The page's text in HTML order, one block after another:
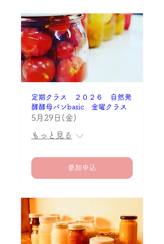
定期クラス ２０２６ 自然発
酵酵母パンbasic 金曜クラス
5月29日(金)
もっと見る
参加申込